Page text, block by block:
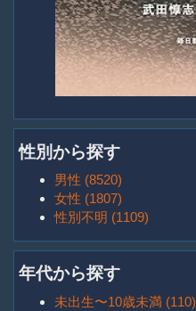
性別から探す
男性 (8520)
女性 (1807)
性別不明 (1109)
年代から探す
未出生〜10歳未満 (110)